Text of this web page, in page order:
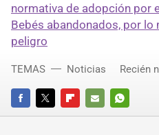
normativa de adopción por
Bebés abandonados, por lo
peligro
FACEBOOKTWITTERFLIPBOARD
E-
WHATSAPP
TEMAS Noticias Recién